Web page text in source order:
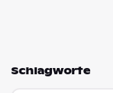
Schlagworte